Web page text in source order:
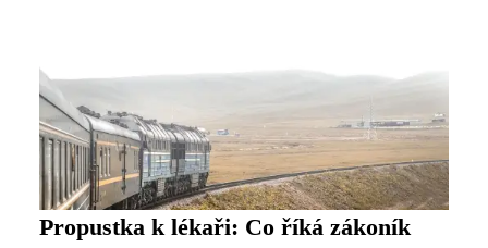
Propustka k lékaři: Co říká zákoník